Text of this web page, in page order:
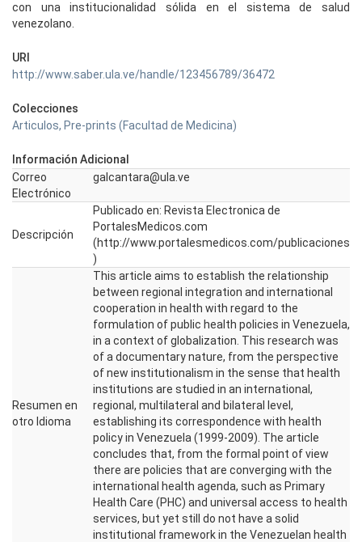
con una institucionalidad sólida en el sistema de salud
venezolano.
URI
http://www.saber.ula.ve/handle/123456789/36472
Colecciones
Articulos, Pre-prints (Facultad de Medicina)
Información Adicional
Correo
Electrónico
galcantara@ula.ve
Descripción
Publicado en: Revista Electronica de
PortalesMedicos.com
(http://www.portalesmedicos.com/publicaciones
)
Resumen en
otro Idioma
This article aims to establish the relationship
between regional integration and international
cooperation in health with regard to the
formulation of public health policies in Venezuela,
in a context of globalization. This research was
of a documentary nature, from the perspective
of new institutionalism in the sense that health
institutions are studied in an international,
regional, multilateral and bilateral level,
establishing its correspondence with health
policy in Venezuela (1999-2009). The article
concludes that, from the formal point of view
there are policies that are converging with the
international health agenda, such as Primary
Health Care (PHC) and universal access to health
services, but yet still do not have a solid
institutional framework in the Venezuelan health